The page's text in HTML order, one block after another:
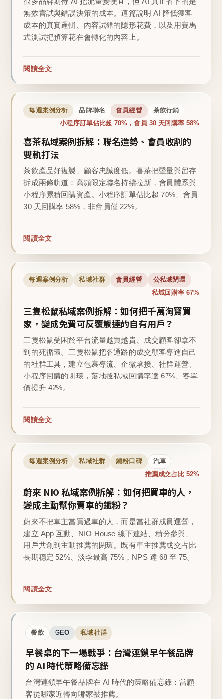
無效嘗試與錯誤決策的成本。這篇說明 AI 降低獲客
成本的真實邏輯、內容試錯的隱形花費，以及用賽馬
式測試把預算花在會轉化的內容上。
閱讀全文
每週案例分析 品牌聯名 會員經營 茶飲行銷
小程序訂單佔比超 70%，會員 30 天回購率 58%
喜茶私域案例拆解：聯名造勢、會員收割的
雙軌打法
茶飲產品好複製、顧客忠誠度低。喜茶把聲量與留存
拆成兩條軌道：高頻限定聯名持續拉新，會員體系與
小程序累積回購資產。小程序訂單佔比超 70%、會員
30 天回購率 58%，非會員僅 22%。
閱讀全文
每週案例分析 私域社群 會員經營 公私域閉環
私域回購率 67%
三隻松鼠私域案例拆解：如何把千萬淘寶買
家，變成免費可反覆觸達的自有用戶？
三隻松鼠受困於平台流量越買越貴、成交顧客卻拿不
到的死循環。三隻松鼠把各通路的成交顧客導進自己
的社群工具，建立包裹導流、企微承接、社群運營、
小程序回購的閉環，落地後私域回購率達 67%、客單
價提升 42%。
閱讀全文
每週案例分析 私域社群 鐵粉口碑 汽車
推薦成交占比 52%
蔚來 NIO 私域案例拆解：如何把買車的人，
變成主動幫你賣車的鐵粉？
蔚來不把車主當買過車的人，而是當社群成員運營，
建立 App 互動、NIO House 線下連結、積分參與、
用戶共創到主動推薦的閉環。既有車主推薦成交占比
長期穩定 52%、淡季最高 75%，NPS 達 68 至 75。
閱讀全文
餐飲 GEO 私域社群
早餐桌的下一場戰爭：台灣連鎖早午餐品牌
的 AI 時代策略備忘錄
台灣連鎖早午餐品牌在 AI 時代的策略備忘錄：當顧
客從哪家近轉向哪家被推薦。